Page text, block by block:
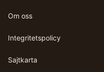
Om oss
Integritetspolicy
Sajtkarta